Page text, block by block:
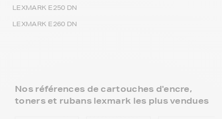
LEXMARK E250 DN
LEXMARK E260 DN
Nos références de cartouches d'encre,
toners et rubans lexmark les plus vendues